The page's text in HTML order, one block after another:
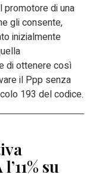
promotore di una
gli consente,
inizialmente
di ottenere così
il Ppp senza
193 del codice.
su